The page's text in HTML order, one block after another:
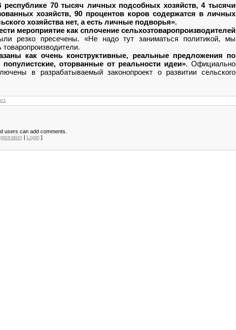
республике 70 тысяч личных подсобных хозяйств, 4 тысячи
хозяйств, 90 процентов коров содержатся в личных
хозяйства нет, а есть личные подворья».
мероприятие как сплочение сельхозтоваропроизводителей
резко пресечены. «Не надо тут заниматься политикой, мы
как очень конструктивные, реальные предложения по
оторванные от реальности идеи». Официально
в разрабатываемый законопроект о развитии сельского
users can add comments.
| Login]